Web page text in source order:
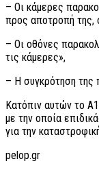
– Οι κάμερες
προς αποτροπή της,
– Οι οθόνες
τις κάμερες»,
– Η συγκρότηση της
Κατόπιν αυτών το
με την οποία
για την
pelop.gr